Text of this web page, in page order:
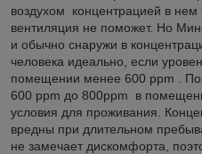
воздухом концентрацией в
вентиляция не поможет. Но
и обычно снаружи в
человека идеально, если
помещении менее 600 ppm .
600 ppm до 800ppm в
условия для проживания.
вредны при длительном
не замечает дискомфорта,